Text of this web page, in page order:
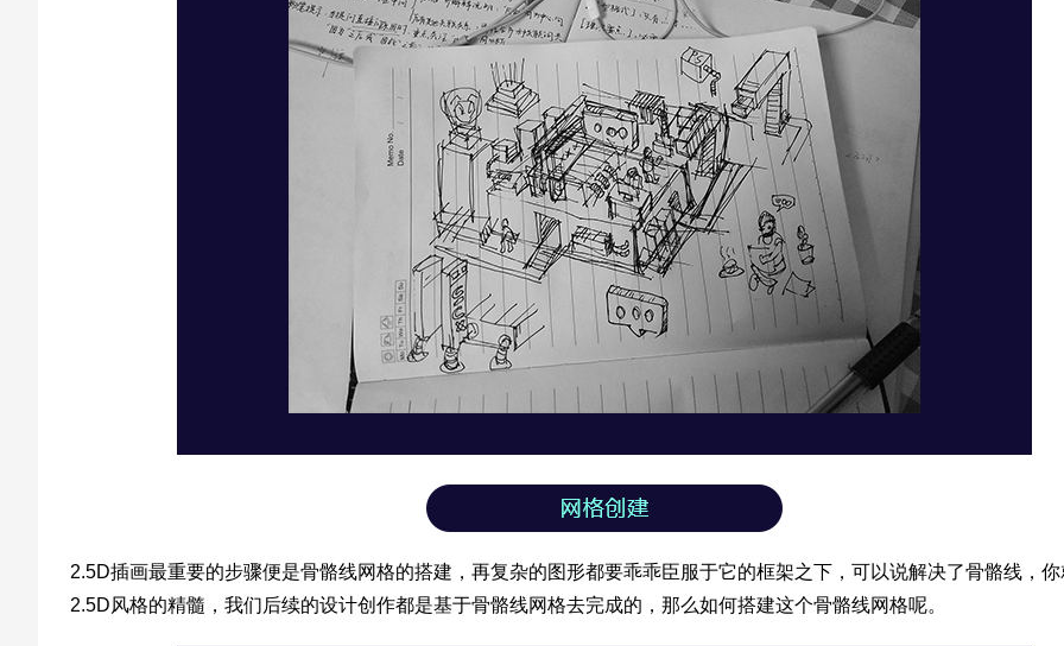
2.5D插画最重要的步骤便是骨骼线网格的搭建，再复杂的图形都要乖乖臣服于它的框架之下，可以说解决了骨骼线，
2.5D风格的精髓，我们后续的设计创作都是基于骨骼线网格去完成的，那么如何搭建这个骨骼线网格呢。